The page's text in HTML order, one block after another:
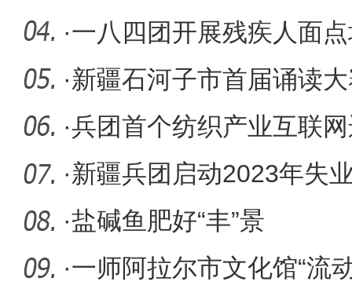
甲等医院
·一八四团开展残疾人面
·新疆石河子市首届诵读
市民政局
·兵团首个纺织产业互联
·新疆兵团启动2023年失
·盐碱鱼肥好“丰”景
·一师阿拉尔市文化馆“流